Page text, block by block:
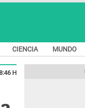
CIENCIA MUNDO
H